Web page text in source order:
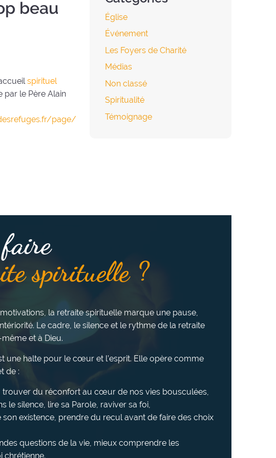
beau
spirituel
par le Père Alain
page/
Église
Événement
Les Foyers de Charité
Médias
Non classé
Spiritualité
Témoignage
spirituelle ?
la retraite spirituelle marque une pause,
Le cadre, le silence et le rythme de la retraite
et à Dieu.
une halte pour le cœur et l’esprit. Elle opère comme
de :
trouver du réconfort au cœur de nos vies bousculées,
le silence, lire sa Parole, raviver sa foi,
son existence, prendre du recul avant de faire des choix
questions de la vie, mieux comprendre les
chrétienne.